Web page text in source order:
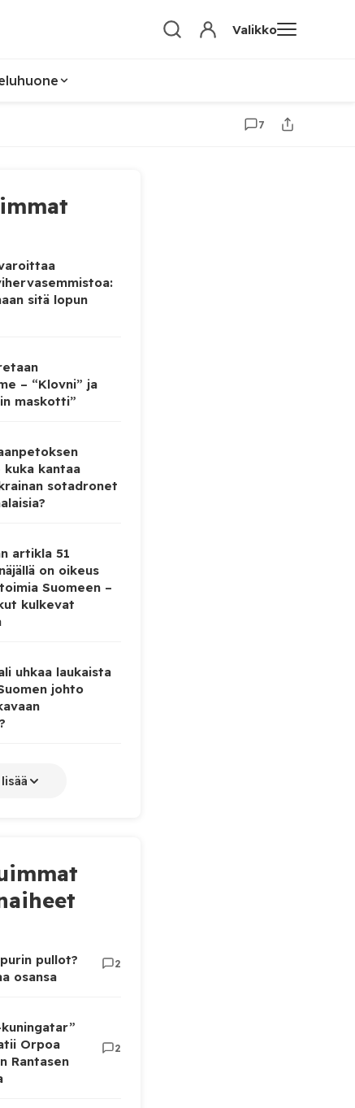
Valikko
7
sitä lopun
– “Klovni” ja
maskotti”
kantaa
sotadronet
artikla 51
on oikeus
Suomeen –
kulkevat
uhkaa laukaista
johto
pullot?
osansa
2
Orpoa
Rantasen
2